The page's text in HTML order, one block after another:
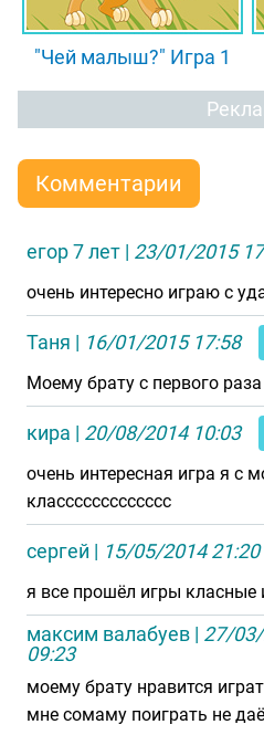
"Чей малыш?" Игра 1
Комментарии
егор 7 лет | 23/01/2015
очень интересно играю с
Таня | 16/01/2015 17:58
Моему брату с первого
кира | 20/08/2014 10:03
очень интересная игра я с
классссссссссссс
сергей | 15/05/2014 21:20
я все прошёл игры класные
максим валабуев | 27/
09:23
моему брату нравится
мне сомаму поиграть не